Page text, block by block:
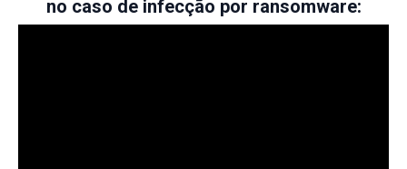
no caso de infecção por ransomware: